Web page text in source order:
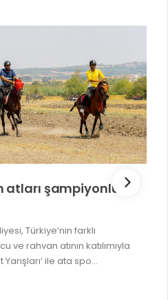
atları şampiyonluk
Türkiye’nin farklı
ve rahvan atının katılımıyla
ile ata spo...